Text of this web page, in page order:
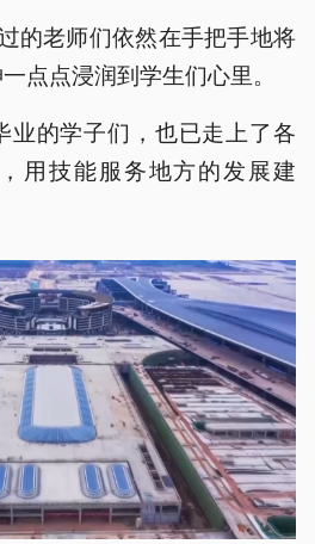
的老师们依然在手把手地将
点点浸润到学生们心里。
业的学子们，也已走上了各
用技能服务地方的发展建